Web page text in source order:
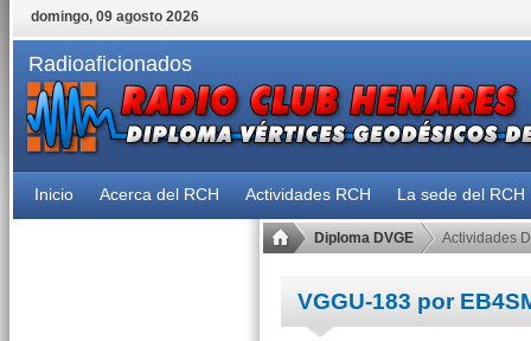
domingo, 09 agosto 2026
Radioaficionados
Inicio Acerca del RCH Actividades RCH La sede del RCH
Diploma DVGE Actividades
VGGU-183 por